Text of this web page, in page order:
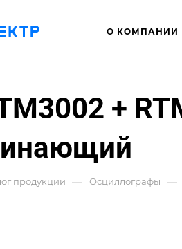
О КОМПАНИИ
+
продукции — Осциллографы —